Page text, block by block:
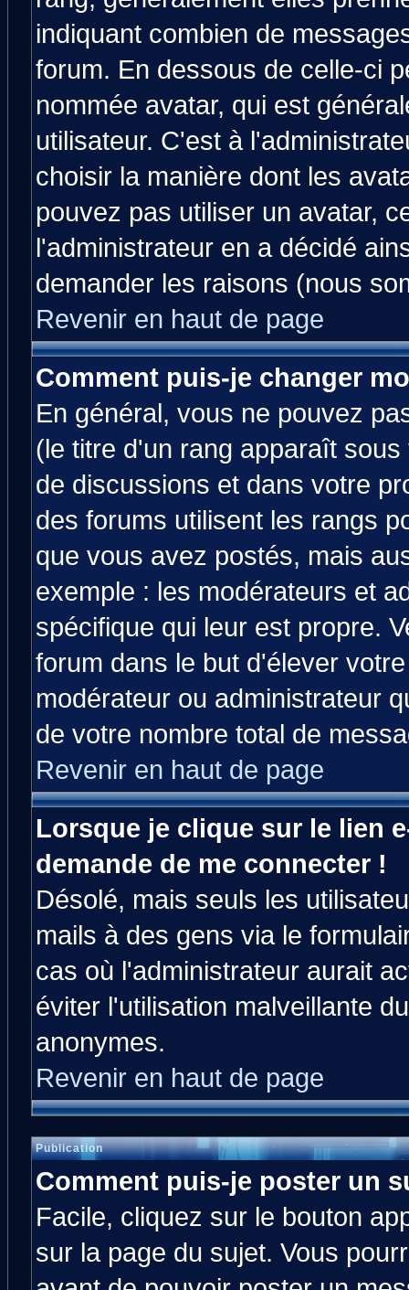
indiquant combien de
forum. En dessous de celle-ci
nommée avatar, qui est
utilisateur. C'est à
choisir la manière dont les
pouvez pas utiliser un avatar,
l'administrateur en a décidé
demander les raisons (nous
Revenir en haut de page
Comment puis-je changer
En général, vous ne pouvez
(le titre d'un rang apparaît
de discussions et dans votre
des forums utilisent les rangs
que vous avez postés, mais
exemple : les modérateurs et
spécifique qui leur est propre.
forum dans le but d'élever
modérateur ou administrateur
de votre nombre total de
Revenir en haut de page
Lorsque je clique sur le lien
demande de me connecter !
Désolé, mais seuls les
mails à des gens via le
cas où l'administrateur aurait
éviter l'utilisation malveillante
anonymes.
Revenir en haut de page
Publication
Comment puis-je poster un
Facile, cliquez sur le bouton
sur la page du sujet. Vous